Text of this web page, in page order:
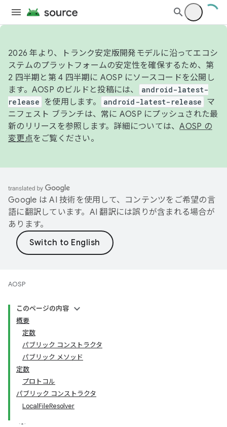
2026 年より、トランク安定版開発モデルに沿ってエコシ
ステムのプラットフォームの安定性を確保するため、第
2 四半期と第 4 四半期に AOSP にソースコードを公開し
ます。AOSP のビルドと投稿には、
android-latest-
release
を使用します。 android-latest-release
マ
ニフェスト ブランチは、常に AOSP にプッシュされた最
新のリリースを参照します。詳細については、AOSP の
変更点をご覧ください。
Google は AI 技術を使用して、コンテンツをご希望の言
語に翻訳しています。AI 翻訳には誤りが含まれる場合が
あります。
AOSP
このページの内容
概要
定数
パブリック コンストラクタ
パブリック メソッド
定数
プロトコル
パブリック コンストラクタ
LocalFileResolver